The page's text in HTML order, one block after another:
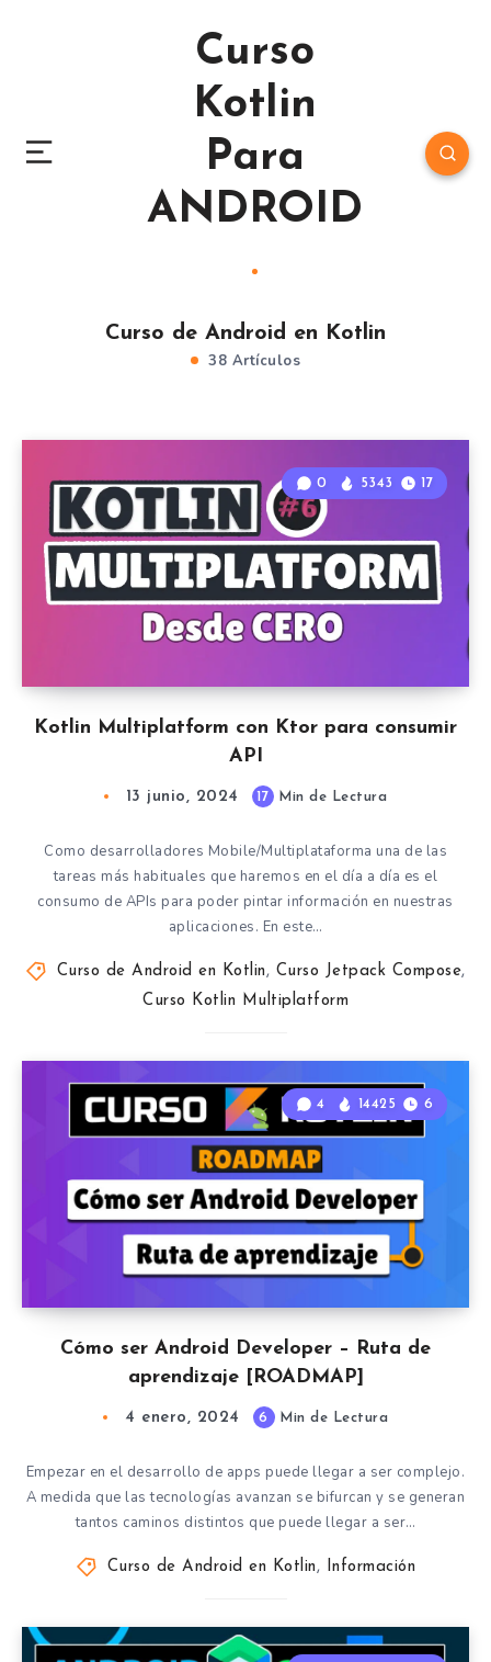
Curso
Kotlin
Para
ANDROID
Curso de Android en Kotlin
38 Artículos
Kotlin Multiplatform con Ktor para consumir
API
0 5343 17
13 junio, 2024 17 Min de Lectura
Como desarrolladores Mobile/Multiplataforma una de las
tareas más habituales que haremos en el día a día es el
consumo de APIs para poder pintar información en nuestras
aplicaciones. En este…
Curso de Android en Kotlin, Curso Jetpack Compose,
Curso Kotlin Multiplatform
Cómo ser Android Developer – Ruta de
aprendizaje [ROADMAP]
4 14425 6
4 enero, 2024 6 Min de Lectura
Empezar en el desarrollo de apps puede llegar a ser complejo.
A medida que las tecnologías avanzan se bifurcan y se generan
tantos caminos distintos que puede llegar a ser…
Curso de Android en Kotlin, Información